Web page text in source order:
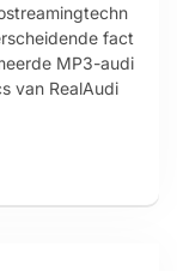
fact
MP3-audi
van RealAudi